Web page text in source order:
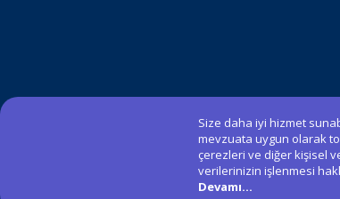
Size daha iyi hizmet
mevzuata uygun olarak
çerezleri ve diğer kişisel
verilerinizin işlenmesi
Devamı...
2023 © Tüm Hakları Saklıdır.